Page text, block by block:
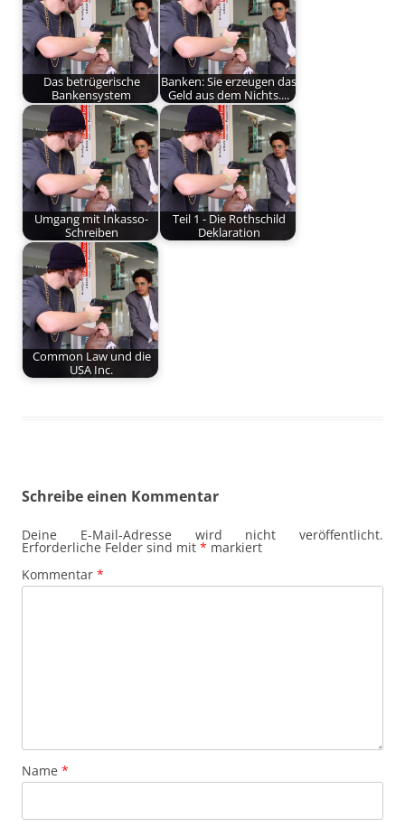
Das betrügerische
Bankensystem
Banken: Sie erzeugen das
Geld aus dem Nichts....
Umgang mit Inkasso-
Schreiben
Teil 1 - Die Rothschild
Deklaration
Common Law und die
USA Inc.
Schreibe einen Kommentar
Deine E-Mail-Adresse wird nicht veröffentlicht.
Erforderliche Felder sind mit * markiert
Kommentar *
Name *